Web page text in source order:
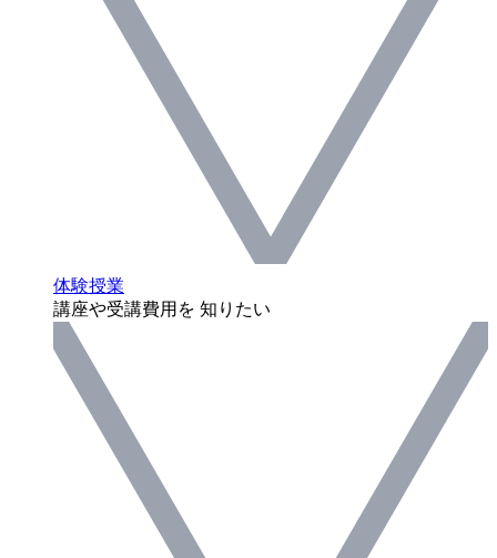
体験授業
講座や受講費用を 知りたい